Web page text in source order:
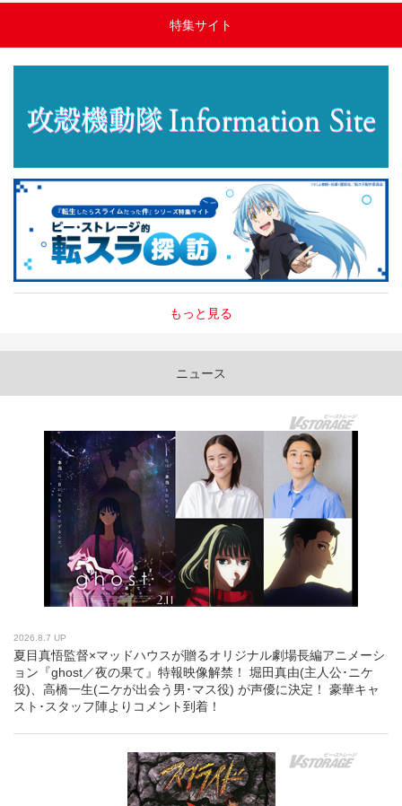
特集サイト
もっと見る
ニュース
2026.8.7 UP
夏目真悟監督×マッドハウスが贈るオリジナル劇場長編アニメーシ
ョン『ghost／夜の果て』特報映像解禁！ 堀田真由(主人公･ニケ
役)、高橋一生(ニケが出会う男･マス役) が声優に決定！ 豪華キャ
スト･スタッフ陣よりコメント到着！